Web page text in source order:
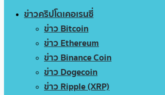
ข่าวคริปโตเคอเรนซี่
ข่าว Bitcoin
ข่าว Ethereum
ข่าว Binance Coin
ข่าว Dogecoin
ข่าว Ripple (XRP)